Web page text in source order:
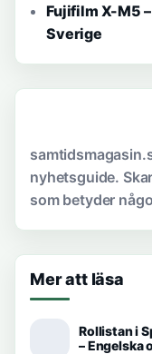
Fujifilm X-M5
Sverige
nyhetsguide.
som betyder
Mer att läsa
Rollistan i
– Engelska